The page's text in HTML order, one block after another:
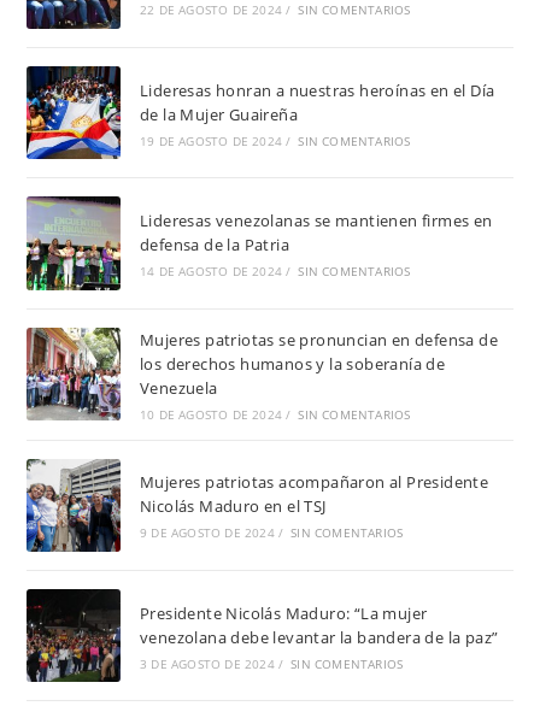
22 DE AGOSTO DE 2024 / SIN COMENTARIOS
Lideresas honran a nuestras heroínas en el Día
de la Mujer Guaireña
19 DE AGOSTO DE 2024 / SIN COMENTARIOS
Lideresas venezolanas se mantienen firmes en
defensa de la Patria
14 DE AGOSTO DE 2024 / SIN COMENTARIOS
Mujeres patriotas se pronuncian en defensa de
los derechos humanos y la soberanía de
Venezuela
10 DE AGOSTO DE 2024 / SIN COMENTARIOS
Mujeres patriotas acompañaron al Presidente
Nicolás Maduro en el TSJ
9 DE AGOSTO DE 2024 / SIN COMENTARIOS
Presidente Nicolás Maduro: “La mujer
venezolana debe levantar la bandera de la paz”
3 DE AGOSTO DE 2024 / SIN COMENTARIOS